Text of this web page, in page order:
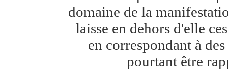
domaine de la
laisse en dehors d'elle
en correspondant à
pourtant être